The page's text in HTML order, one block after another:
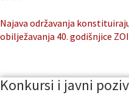
Najava održavanja
obilježavanja 40. godišnjice
Konkursi i javni